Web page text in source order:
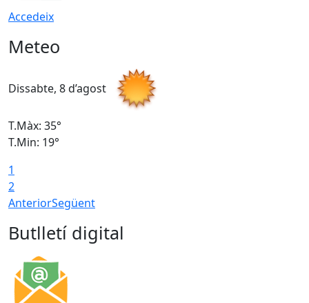
Accedeix
Meteo
Dissabte, 8 d’agost
T.Màx: 35°
T.Min: 19°
1
2
AnteriorSegüent
Butlletí digital